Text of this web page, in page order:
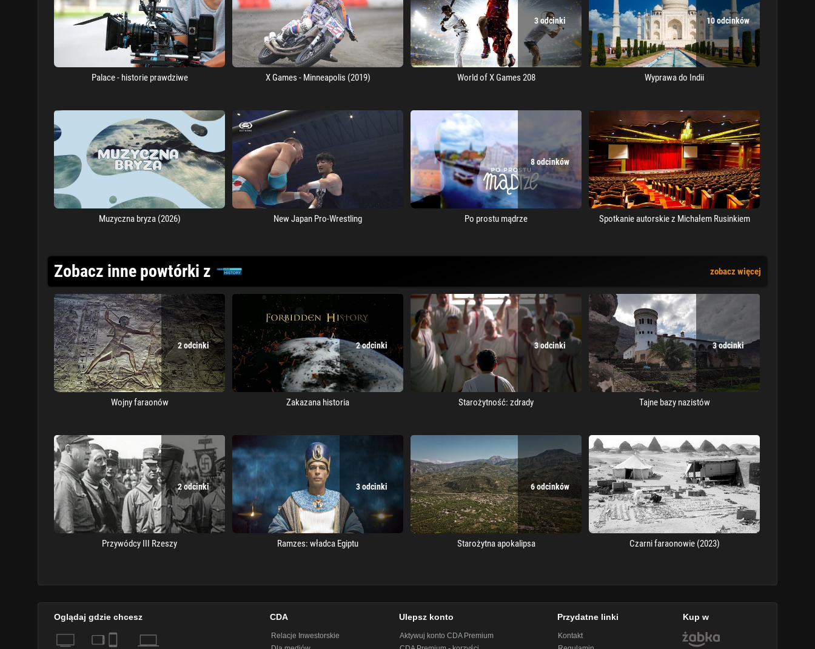
Palace - historie prawdziwe X Games - Minneapolis (2019)
3 odcinki
World of X Games 208
10 odcinków
Wyprawa do Indii
Muzyczna bryza (2026) New Japan Pro-Wrestling
8 odcinków
Po prostu mądrze Spotkanie autorskie z Michałem Rusinkiem
Zobacz inne powtórki z zobacz więcej
2 odcinki
Wojny faraonów
2 odcinki
Zakazana historia
3 odcinki
Starożytność: zdrady
3 odcinki
Tajne bazy nazistów
2 odcinki
Przywódcy III Rzeszy
3 odcinki
Ramzes: władca Egiptu
6 odcinków
Starożytna apokalipsa Czarni faraonowie (2023)
Oglądaj gdzie chcesz CDA
Relacje Inwestorskie
Ulepsz konto
Aktywuj konto CDA Premium
Przydatne linki
Kontakt
Kup w